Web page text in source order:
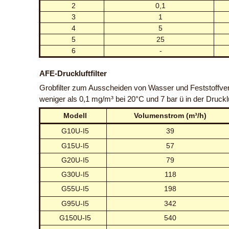
2
0,1
3
1
4
5
5
25
6
-
AFE-Druckluftfilter
Grobfilter zum Ausscheiden von Wasser und
weniger als 0,1 mg/m³ bei 20°C und 7 bar ü in der
Modell
Volumenstrom (m³/h)
G10U-I5
39
G15U-I5
57
G20U-I5
79
G30U-I5
118
G55U-I5
198
G95U-I5
342
G150U-I5
540